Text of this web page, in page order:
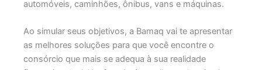
automóveis, caminhões, ônibus, vans e máquinas.
Ao simular seus objetivos, a Bamaq vai te apresentar
as melhores soluções para que você encontre o
consórcio que mais se adequa à sua realidade